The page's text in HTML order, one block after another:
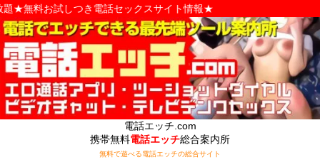
き電話セックスサイト情報★
電話エッチ.com
携帯無料電話エッチ総合案内所
無料で遊べる電話エッチの総合サイト